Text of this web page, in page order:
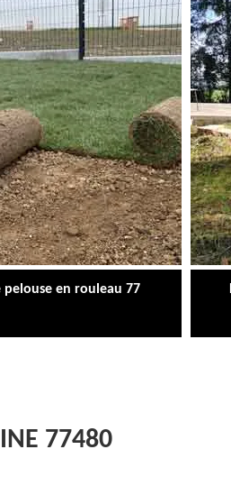
pelouse en rouleau 77
77480